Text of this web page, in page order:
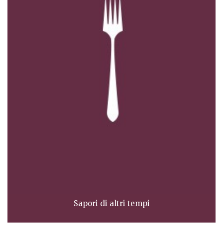
Sapori di altri tempi